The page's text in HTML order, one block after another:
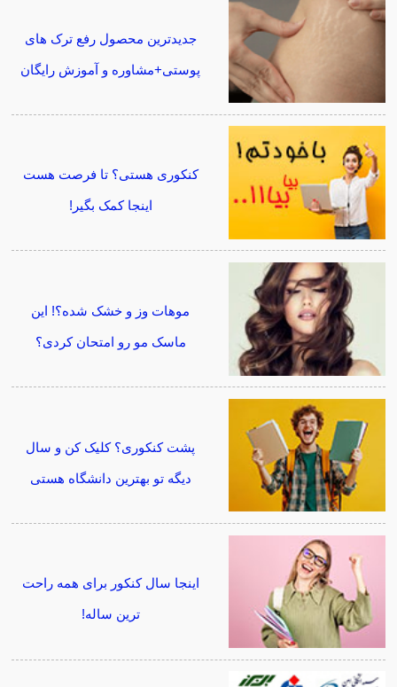
جدیدترین محصول رفع ترک های
پوستی+مشاوره و آموزش رایگان
کنکوری هستی؟ تا فرصت هست
اینجا کمک بگیر!
موهات وز و خشک شده؟! این
ماسک مو رو امتحان کردی؟
پشت کنکوری؟ کلیک کن و سال
دیگه تو بهترین دانشگاه هستی
اینجا سال کنکور برای همه راحت
ترین ساله!